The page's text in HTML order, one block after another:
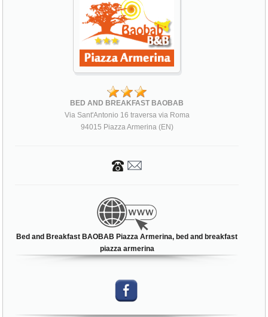
BED AND BREAKFAST BAOBAB
Via Sant'Antonio 16 traversa via Roma
94015 Piazza Armerina (EN)
Bed and Breakfast BAOBAB Piazza Armerina, bed and breakfast
piazza armerina